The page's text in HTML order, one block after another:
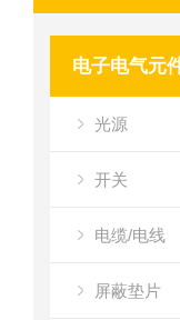
电子电气元
光源
开关
电缆/电线
屏蔽垫片